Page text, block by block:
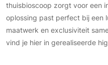
thuisbioscoop zorgt voor een
oplossing past perfect bij een
maatwerk en exclusiviteit
vind je hier in gerealiseerde